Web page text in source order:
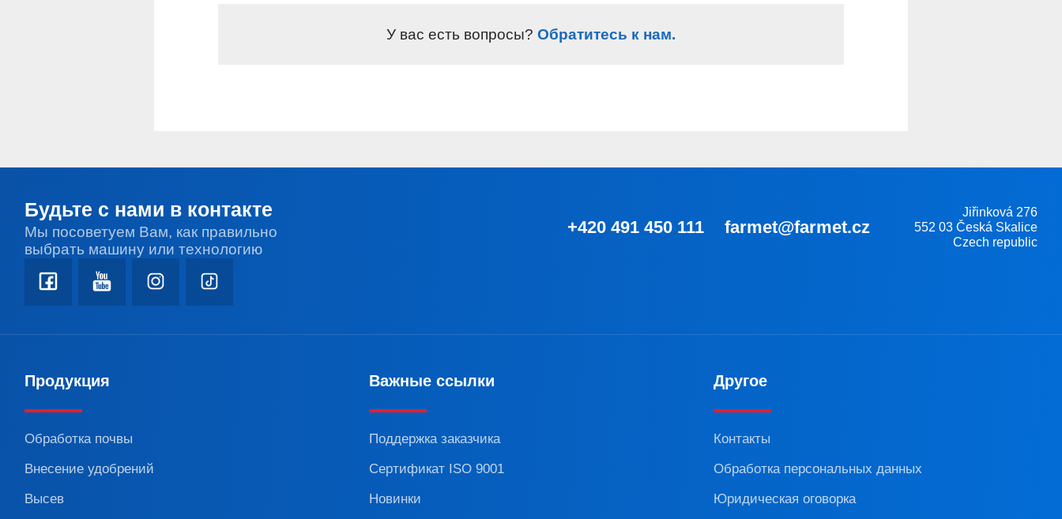
У вас есть вопросы? Обратитесь к нам.
Будьте с нами в контакте
Мы посоветуем Вам, как правильно
выбрать машину или технологию
+420 491 450 111 farmet@farmet.cz
Jiřinková 276
552 03 Česká Skalice
Czech republic
Продукция
Обработка почвы
Внесение удобрений
Высев
Важные ссылки
Поддержка заказчика
Сертификат ISO 9001
Новинки
Другое
Контакты
Обработка персональных данных
Юридическая оговорка